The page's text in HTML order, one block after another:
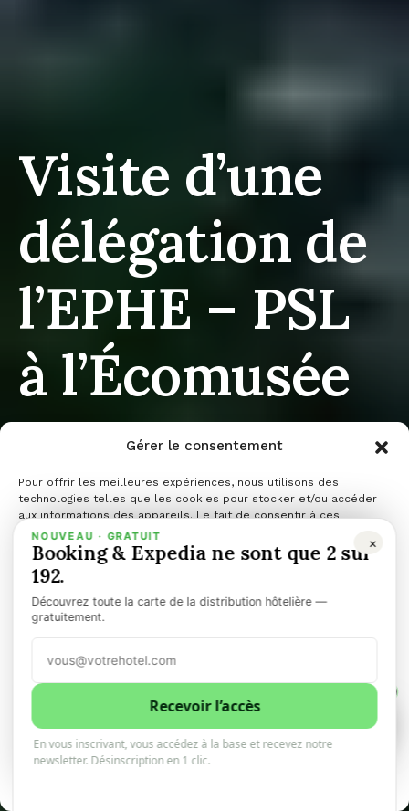
Gérer le consentement
Pour offrir les meilleures expériences, nous utilisons des
technologies telles que les cookies pour stocker et/ou accéder
aux informations des appareils. Le fait de consentir à ces
technologies nous permettra de traiter des données telles que le
comportement de navigation ou les ID uniques sur ce site. Le fait
de ne pas consentir ou de retirer son consentement peut avoir un
effet négatif sur certaines caractéristiques et fonctions.
Gérer les services
Accepter
Refuser
Voir les préférences
Visite d’une
délégation de
l’EPHE – PSL
à l’Écomusée
Te Fare
Natura et au
CRIOBE en
Polynésie
française
×
NOUVEAU · GRATUIT
Booking & Expedia ne sont que 2 sur
192.
Découvrez toute la carte de la distribution hôtelière —
gratuitement.
Recevoir l’accès
En vous inscrivant, vous accédez à la base et recevez notre
newsletter. Désinscription en 1 clic.